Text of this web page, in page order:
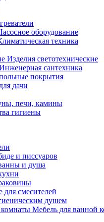
оборудование
техника
Изделия светотехнические
сантехника
покрытия
дачи
печи, камины
гигиены
и писсуаров
и душа
смесителей
душем
Мебель для ванной